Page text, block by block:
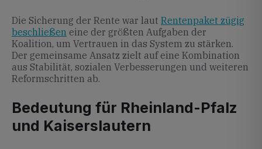
Die Sicherung der Rente war laut Rentenpaket zügig
beschließen eine der größten Aufgaben der
Koalition, um Vertrauen in das System zu stärken.
Der gemeinsame Ansatz zielt auf eine Kombination
aus Stabilität, sozialen Verbesserungen und weiteren
Reformschritten ab.
Bedeutung für Rheinland-Pfalz
und Kaiserslautern